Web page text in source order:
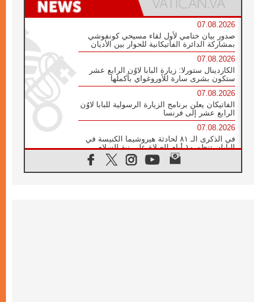
07.08.2026
صدور بيان ختامي لأول لقاء مسيحي كونفوشي
بمشاركة الدائرة الفاتيكانية للحوار بين الأديان
07.08.2026
الكاردينال ستورلا: زيارة البابا لاوُن الرابع عشر
ستكون بشرى سارة للأوروغواي بأكملها
07.08.2026
الفاتيكان يعلن برنامج الزيارة الرسولية للبابا لاوُن
الرابع عشر إلى فرنسا
07.08.2026
في الذكرى الـ ٨١ لحادثة هيروشيما الكنيسة في
اليابان تنظم ١٠ أيام للصلاة على نية السلام
الكنيسة في الأوروغواي: زيارة البابا ستعزز